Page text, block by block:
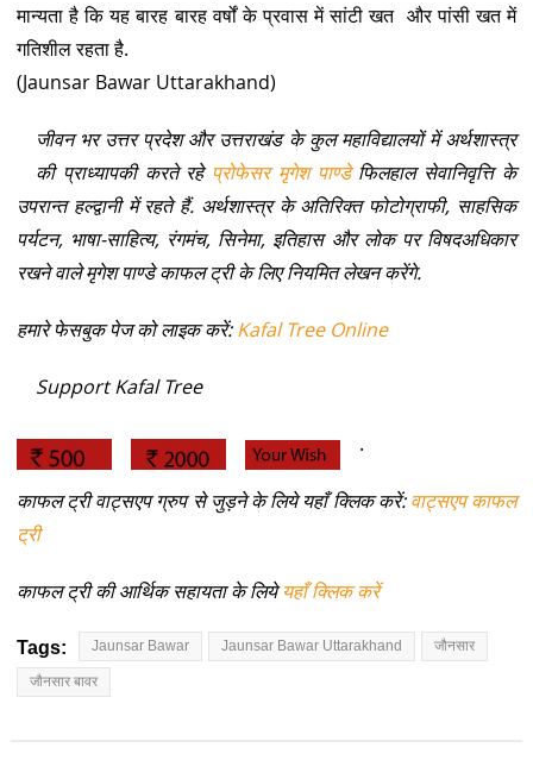
मान्यता है कि यह बारह बारह वर्षों के प्रवास में सांटी खत और पांसी खत में
गतिशील रहता है.
(Jaunsar Bawar Uttarakhand)
जीवन भर उत्तर प्रदेश और उत्तराखंड के कुल महाविद्यालयों में अर्थशास्त्र
की प्राध्यापकी करते रहे प्रोफेसर मृगेश पाण्डेफिलहाल सेवानिवृत्ति के
उपरान्त हल्द्वानी में रहते हैं. अर्थशास्त्र के अतिरिक्त फोटोग्राफी, साहसिक
पर्यटन, भाषा-साहित्य, रंगमंच, सिनेमा, इतिहास और लोक पर विषदअधिकार
रखने वाले मृगेश पाण्डे काफल ट्री के लिए नियमित लेखन करेंगे.
हमारे फेसबुक पेज को लाइक करें:Kafal Tree Online
Support Kafal Tree
.
काफल ट्री वाट्सएप ग्रुप से जुड़ने के लिये यहाँ क्लिक करें:वाट्सएप काफल
ट्री
काफल ट्री की आर्थिक सहायता के लियेयहाँ क्लिक करें
Tags: Jaunsar Bawar Jaunsar Bawar Uttarakhand जौनसार
जौनसार बावर